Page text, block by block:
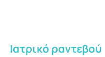
Ιατρικό ραντεβού